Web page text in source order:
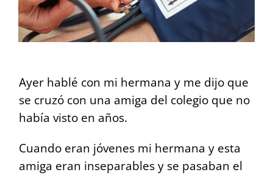
Ayer hablé con mi hermana y me dijo que
se cruzó con una amiga del colegio que no
había visto en años.
Cuando eran jóvenes mi hermana y esta
amiga eran inseparables y se pasaban el